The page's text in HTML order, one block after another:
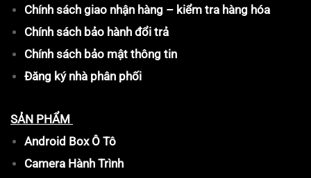
Chính sách giao nhận hàng – kiểm tra hàng hóa
Chính sách bảo hành đổi trả
Chính sách bảo mật thông tin
Đăng ký nhà phân phối
SẢN PHẨM
Android Box Ô Tô
Camera Hành Trình